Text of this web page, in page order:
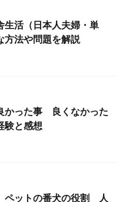
生活（日本人夫婦・単
方法や問題を解説
かった事 良くなかった
験と感想
ットの番犬の役割 人